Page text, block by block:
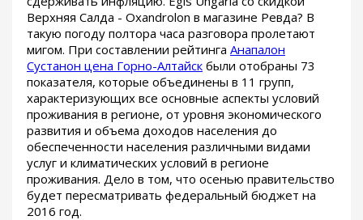
Верхняя Салда - Oxandrolon в магазине Ревда? В
такую погоду полтора часа разговора пролетают
мигом. При составлении рейтинга Анапалон
Сустанон цена Горно-Алтайск были отобраны 73
показателя, которые объединены в 11 групп,
характеризующих все основные аспекты условий
проживания в регионе, от уровня экономического
развития и объема доходов населения до
обеспеченности населения различными видами
услуг и климатических условий в регионе
проживания. Дело в том, что осенью правительство
будет пересматривать федеральный бюджет на
2016 год.